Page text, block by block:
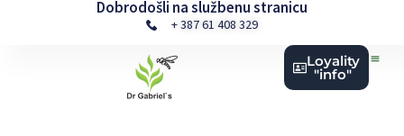
Dobrodošli na službenu stranicu
+ 387 61 408 329
Loyality
"info"